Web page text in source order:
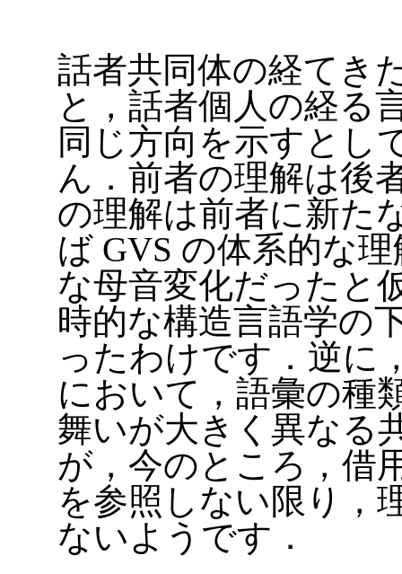
話者共同体の経てき
と，話者個人の経る
同じ方向を示すとし
ん．前者の理解は後
の理解は前者に新た
ば GVS の体系的な
な母音変化だったと
時的な構造言語学の
ったわけです．逆に
において，語彙の種
舞いが大きく異なる
が，今のところ，借
を参照しない限り，
ないようです．